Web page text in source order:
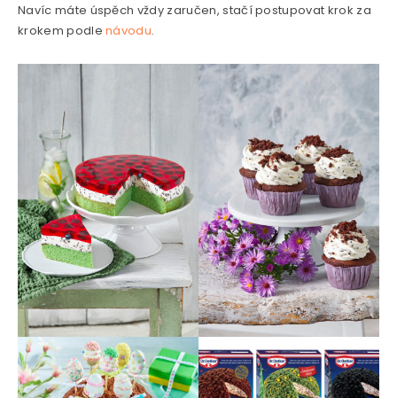
Navíc máte úspěch vždy zaručen, stačí postupovat krok za
krokem podlenávodu.